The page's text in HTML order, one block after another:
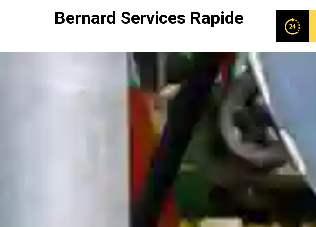
Bernard Services Rapide